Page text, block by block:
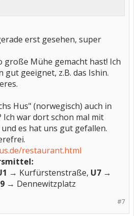
erst gesehen, super
große Mühe gemacht hast! Ich
gut geeignet, z.B. das Ishin.
Hus" (norwegisch) auch in
Ich war dort schon mal mit
es hat uns gut gefallen.
restaurant.html
→ Kurfürstenstraße, U7 →
→ Dennewitzplatz
#7